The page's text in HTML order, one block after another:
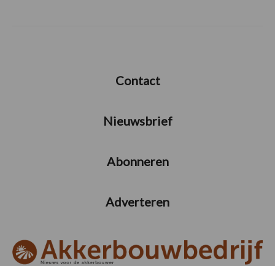
Contact
Nieuwsbrief
Abonneren
Adverteren